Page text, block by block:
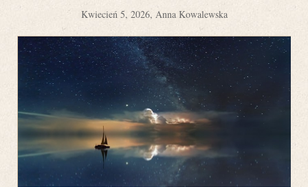
Kwiecień 5, 2026, Anna Kowalewska